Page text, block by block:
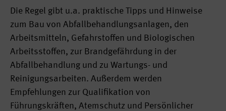
Die Regel gibt u.a. praktische Tipps und Hinweise
zum Bau von Abfallbehandlungsanlagen, den
Arbeitsmitteln, Gefahrstoffen und Biologischen
Arbeitsstoffen, zur Brandgefährdung in der
Abfallbehandlung und zu Wartungs- und
Reinigungsarbeiten. Außerdem werden
Empfehlungen zur Qualifikation von
Führungskräften, Atemschutz und Persönlicher